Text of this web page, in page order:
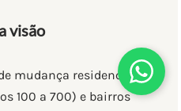
visão
mudança residencial
100 a 700) e bairros